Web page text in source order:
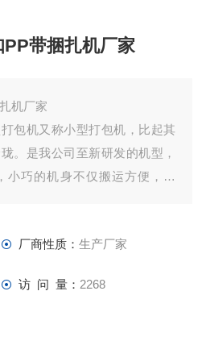
带捆扎机厂家
机厂家
包机又称小型打包机，比起其
。是我公司至新研发的机型，
小巧的机身不仅搬运方便，省
厂商性质： 生产厂家
访 问 量： 2268